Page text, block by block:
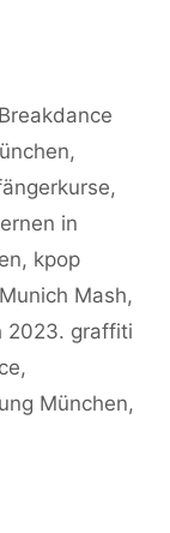
Breakdance
,
,
in
, kpop
Munich Mash,
2023. graffiti
,
München,